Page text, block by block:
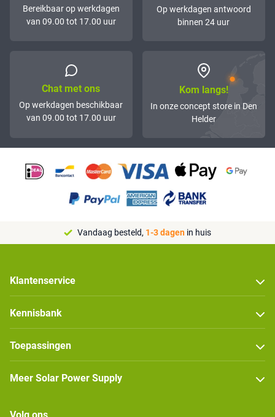
Bereikbaar op werkdagen
van 09.00 tot 17.00 uur
Op werkdagen antwoord
binnen 24 uur
Chat met ons
Op werkdagen beschikbaar
van 09.00 tot 17.00 uur
Kom langs!
In onze concept store in Den
Helder
Vandaag besteld, 1-3 dagen in huis
Klantenservice
Kennisbank
Toepassingen
Meer Solar Power Supply